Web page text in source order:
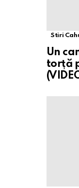
Stiri
Un
torță